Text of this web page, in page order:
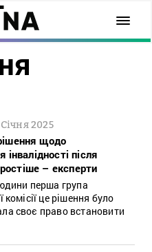
2025
щодо
інвалідності після
– експерти
перша група
комісії це рішення було
своє право встановити